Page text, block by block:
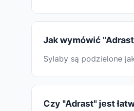
Jak wymówić
Sylaby są podzielone
Czy "Adrast" jest